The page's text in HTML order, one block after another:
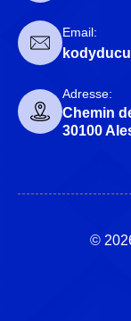
Email:
Adresse:
Chemin
30100
©